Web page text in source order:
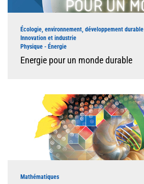
Écologie, environnement, développement durable
Innovation et industrie
Physique - Énergie
Energie pour un monde durable
Mathématiques